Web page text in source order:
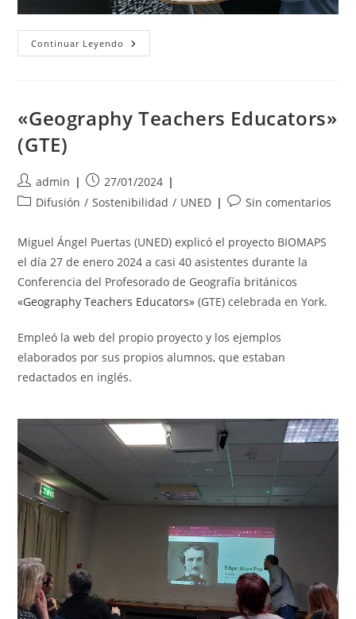
Continuar Leyendo Biomaps
En
Mary
En
Londres
«Geography Teachers Educators»
(GTE)
Autor
de
admin
Publicación
de
27/01/2024
Categoría
la
entrada:
Difusión / Sostenibilidad / UNED
Comentarios
entrada:
Sin comentarios
Miguel Ángel Puertas (UNED) explicó el proyecto BIOMAPS
el día 27 de enero 2024 a casi 40 asistentes durante la
Conferencia del Profesorado de Geografía británicos
«Geography Teachers Educators» (GTE) celebrada en York.
Empleó la web del propio proyecto y los ejemplos
elaborados por sus propios alumnos, que estaban
redactados en inglés.